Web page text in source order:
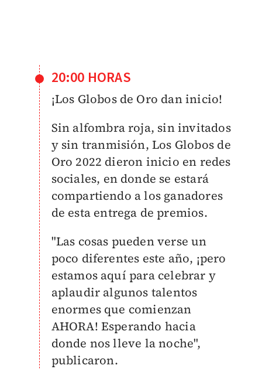
20:00 HORAS
¡Los Globos de Oro dan inicio!
Sin alfombra roja, sin invitados
y sin tranmisión, Los Globos de
Oro 2022 dieron inicio en redes
sociales, en donde se estará
compartiendo a los ganadores
de esta entrega de premios.
"Las cosas pueden verse un
poco diferentes este año, ¡pero
estamos aquí para celebrar y
aplaudir algunos talentos
enormes que comienzan
AHORA! Esperando hacia
donde nos lleve la noche",
publicaron.